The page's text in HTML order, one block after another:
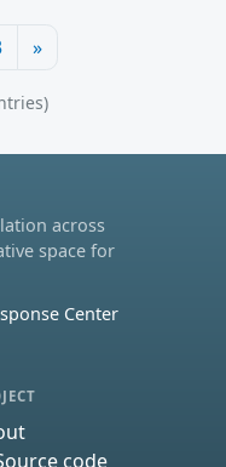
»
across
space for
Center
code